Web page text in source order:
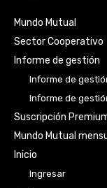
Mundo Mutual
Sector Cooperativo
Informe de gestión
Informe de
Informe de
Suscripción
Mundo Mutual
Inicio
Ingresar